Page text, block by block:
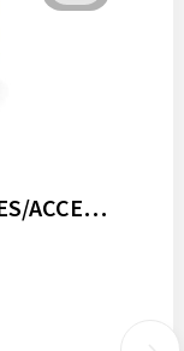
ATHLEISURE SPORTS SHOES/ACCESSORY BAG